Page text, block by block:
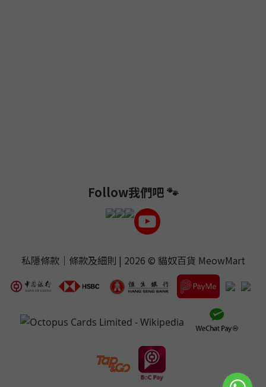
Follow我們吧 🐾
私隱條款｜ 條款及細則 | 2026 © 貓奴百貨 MeowMart